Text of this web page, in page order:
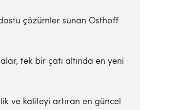
çözümler sunan Osthoff
tek bir çatı altında en yeni
ve kaliteyi artıran en güncel